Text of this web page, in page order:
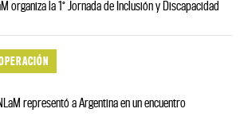
organiza la 1° Jornada de Inclusión y Discapacidad
representó a Argentina en un encuentro